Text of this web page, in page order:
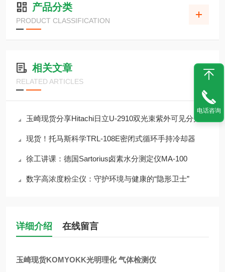
产品分类
PRODUCT CLASSIFICATION
相关文章
RELATED ARTICLES
玉崎现货分享Hitachi日立U-2910双光束紫外可见分光光度计
现货！托马斯科学TRL-108E密闭式循环手持冷却器
徐工讲课：德国Sartorius卤素水分测定仪MA-100
数字高浓度粉尘仪：守护环境与健康的“隐形卫士”
详细介绍 在线留言
玉崎现货KOMYOKK光明理化 气体检测仪
电话咨询